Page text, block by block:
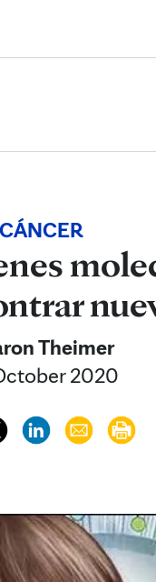
CÁNCER
Theimer
2020